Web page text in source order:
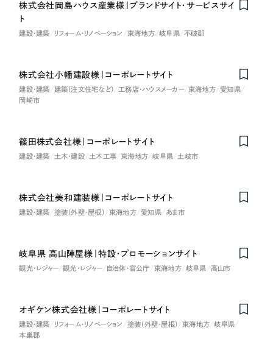
株式会社岡島ハウス産業様｜ブランドサイト・サービスサイ
ト
建設・建築 リフォーム・リノベーション 東海地方 岐阜県 不破郡
株式会社小幡建設様｜コーポレートサイト
建設・建築 建築（注文住宅など） 工務店・ハウスメーカー 東海地方
愛知県
岡崎市
篠田株式会社様｜コーポレートサイト
建設・建築 土木・建設 土木工事 東海地方 岐阜県 土岐市
株式会社美和建装様｜コーポレートサイト
建設・建築 塗装（外壁・屋根） 東海地方 愛知県 あま市
岐阜県 高山陣屋様｜特設・プロモーションサイト
観光・レジャー 観光・レジャー 自治体・官公庁 東海地方 岐阜県 高山市
オギケン株式会社様｜コーポレートサイト
建設・建築 リフォーム・リノベーション 塗装（外壁・屋根） 東海地方
岐阜県
本巣郡